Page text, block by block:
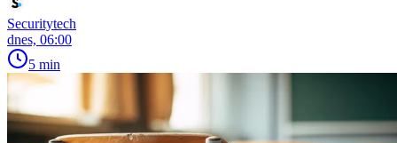
Securitytech
dnes, 06:00
5 min